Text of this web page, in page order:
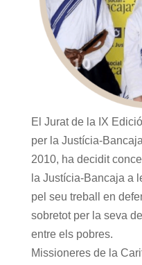
El Jurat de la IX
per la Justícia-
2010, ha decidit
la Justícia-Bancaja a
pel seu treball en
sobretot per la seva
entre els pobres.
Missioneres de la